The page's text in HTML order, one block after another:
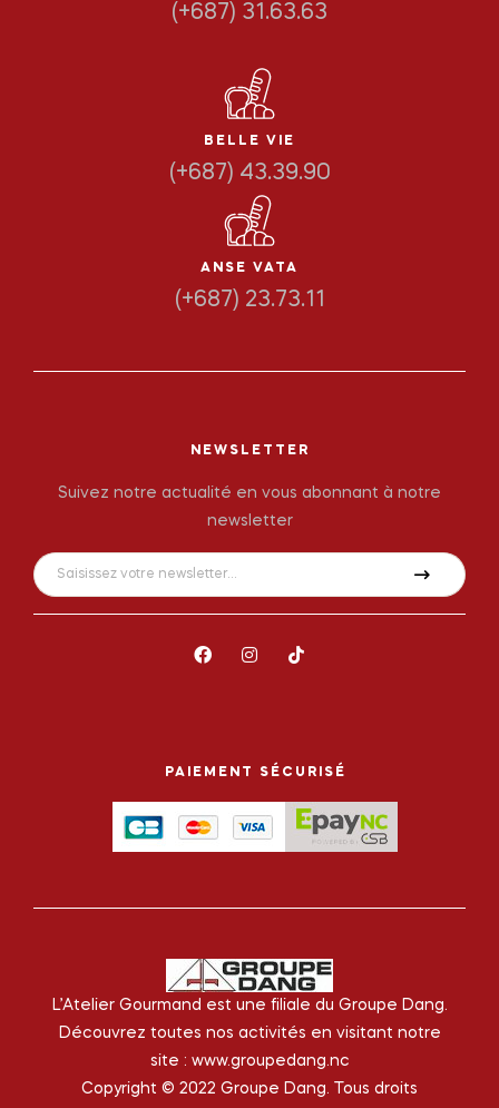
(+687) 31.63.63
BELLE VIE
(+687) 43.39.90
ANSE VATA
(+687) 23.73.11
NEWSLETTER
Suivez notre actualité en vous abonnant à notre
newsletter
PAIEMENT SÉCURISÉ
L’Atelier Gourmand est une filiale du Groupe Dang.
Découvrez toutes nos activités en visitant notre
site : www.groupedang.nc
Copyright © 2022 Groupe Dang. Tous droits